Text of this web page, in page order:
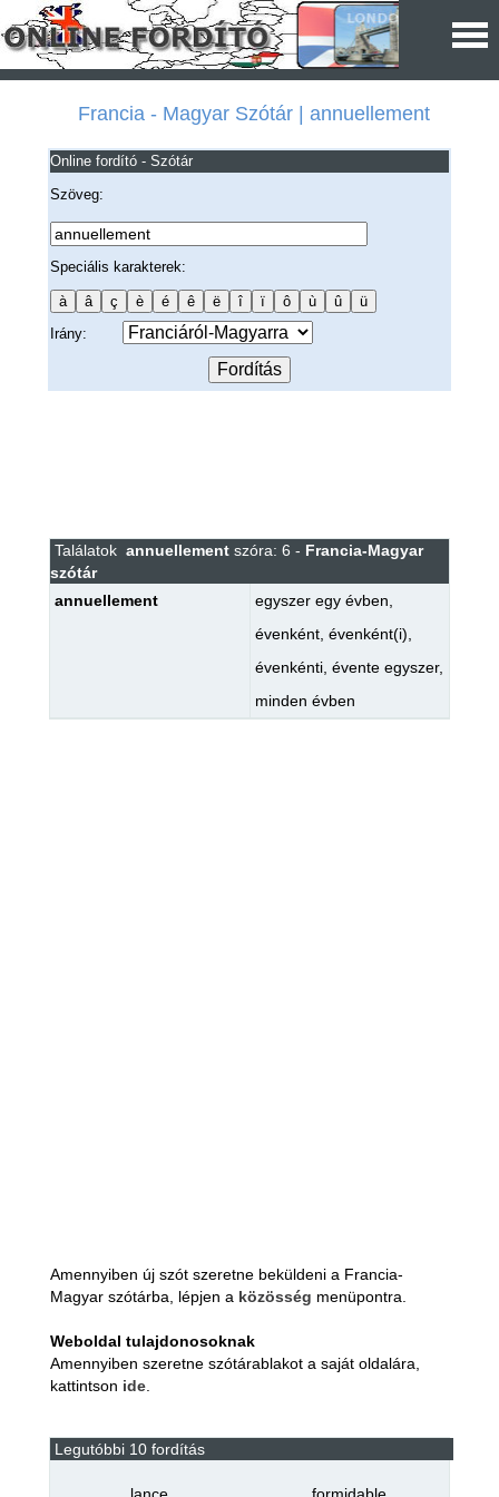
Francia - Magyar Szótár | annuellement
Online fordító - Szótár
Szöveg:
Speciális karakterek:
Irány:
Találatok annuellementszóra: 6 - Francia-Magyar
szótár
annuellement
egyszer egy évben
évenként, évenként(i)
évenkénti, évente egyszer,
minden évben
Amennyiben új szót szeretne beküldeni a Francia-
Magyar szótárba, lépjen a közösség menüpontra.
Weboldal tulajdonosoknak
Amennyiben szeretne szótárablakot a saját oldalára,
kattintson ide.
Legutóbbi 10 fordítás